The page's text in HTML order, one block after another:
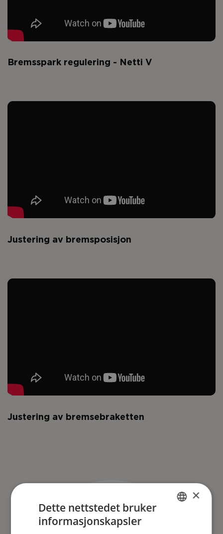
Bremsspark regulering - Netti V
Justering av bremsposisjon
Justering av bremsebraketten
×
Dette nettstedet bruker
informasjonskapsler